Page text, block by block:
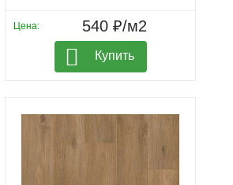
Цена: 540 ₽/м2
Купить